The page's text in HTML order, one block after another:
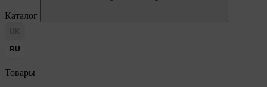
Каталог
UK
RU
Товары